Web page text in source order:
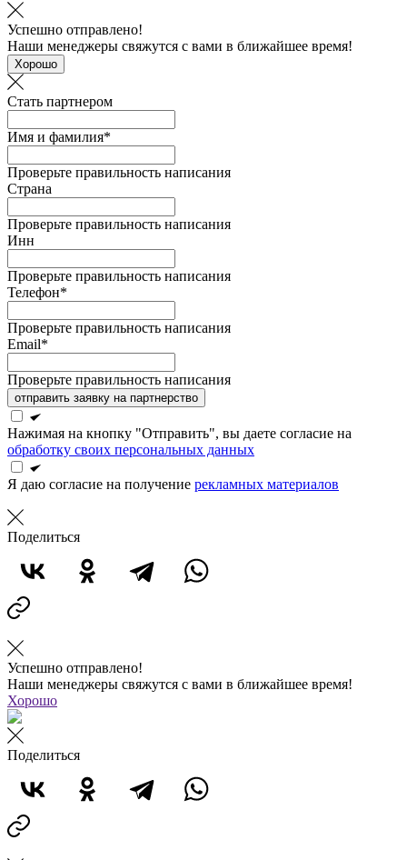
Успешно отправлено!
Наши менеджеры свяжутся с вами в ближайшее время!
Хорошо
Стать партнером
Имя и фамилия*
Проверьте правильность написания
Страна
Проверьте правильность написания
Инн
Проверьте правильность написания
Телефон*
Проверьте правильность написания
Email*
Проверьте правильность написания
отправить заявку на партнерство
Нажимая на кнопку "Отправить", вы даете согласие на
обработку своих персональных данных
Я даю согласие на получение рекламных материалов
Поделиться
Успешно отправлено!
Наши менеджеры свяжутся с вами в ближайшее время!
Хорошо
Поделиться